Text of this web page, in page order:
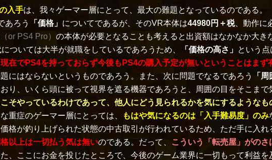
入手は、我々ゲーマー層にとって、最大の難題となっているのである。
あろう
「価格」 についてであるが、そのVR本体は44980円＋税、動作に
（or PS4 Pro） の本体が必要となることも考えると出資額はなかなか大
ついては大半が就職をしているであろうため、
「価格の高さ」 という
在でPS4を持っておらず今後もPS4の購入予定が無いということはまず
にはならないというものであろう。また、次に問題でなるであろう 「
り、いくら頭に被って視界を遮る機器であろうと、周囲の目をそこまで
そやっているわけであって、他人にどう見られるかを気にするようなも
症のゲーマー層にとっては、
もはや気になるのは「入手難易度」のみ
格が釣り上げられた状態の中古取引が行われているため、ただ手に入
以上は一切払う気は無いのである。だって、 こういう「転売屋」がの
、ここにお金を投じたところで、今後のゲーム業界に一切もって利益